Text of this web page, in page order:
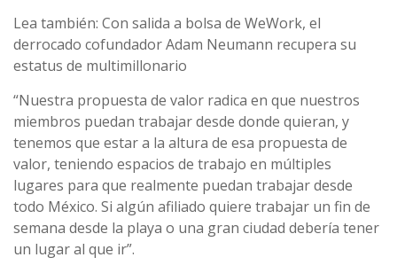
Lea también: Con salida a bolsa de WeWork, el
derrocado cofundador Adam Neumann recupera su
estatus de multimillonario
“Nuestra propuesta de valor radica en que nuestros
miembros puedan trabajar desde donde quieran, y
tenemos que estar a la altura de esa propuesta de
valor, teniendo espacios de trabajo en múltiples
lugares para que realmente puedan trabajar desde
todo México. Si algún afiliado quiere trabajar un fin de
semana desde la playa o una gran ciudad debería tener
un lugar al que ir”.